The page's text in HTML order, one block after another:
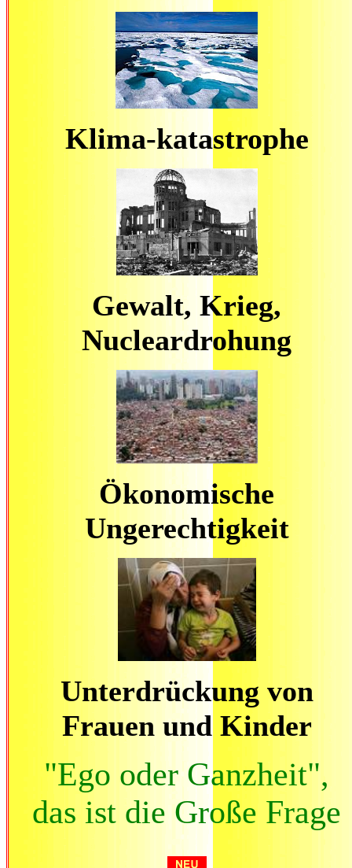
Klima-katastrophe
Gewalt, Krieg,
Nucleardrohung
Ökonomische
Ungerechtigkeit
Unterdrückung von
Frauen und Kinder
"Ego oder Ganzheit",
das ist die Große Frage